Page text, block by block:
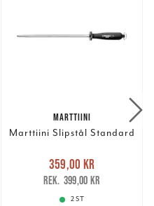
MARTTIINI
Marttiini Slipstål Standard
Nuvarande pris
359,00 krTidigare pris
399,00 kr
359,00 kr
399,00 kr
2 ST